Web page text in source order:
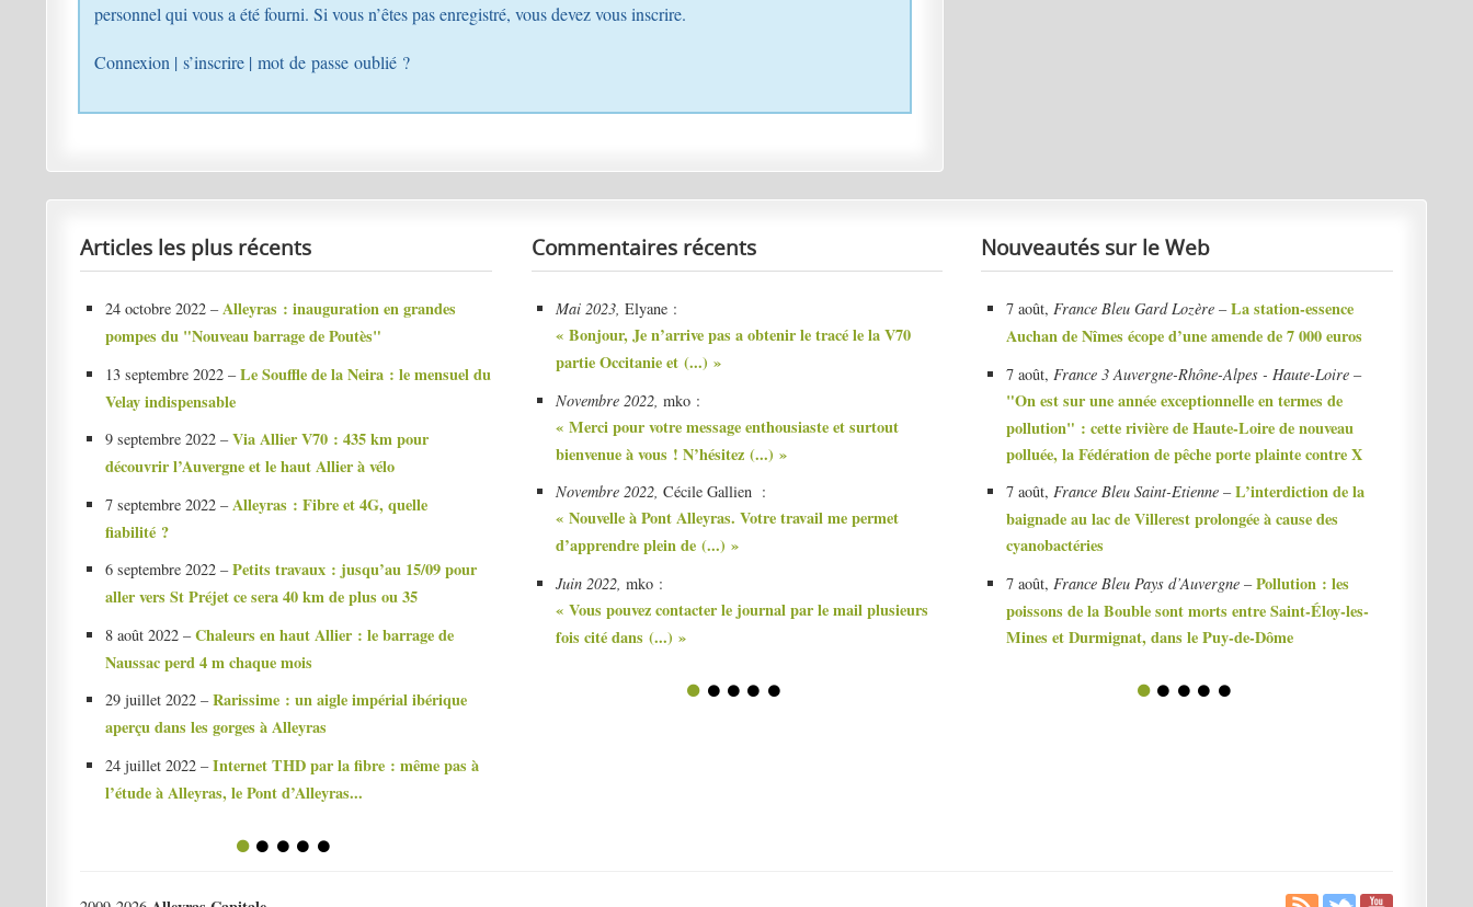
personnel qui vous a été fourni. Si vous n’êtes pas enregistré, vous devez vous inscrire.
Connexion | s’inscrire | mot de passe oublié ?
Articles les plus récents
24 octobre 2022 –Alleyras : inauguration en grandes
pompes du "Nouveau barrage de Poutès"
13 septembre 2022 –Le Souffle de la Neira : le mensuel du
Velay indispensable
9 septembre 2022 –Via Allier V70 : 435 km pour
découvrir l’Auvergne et le haut Allier à vélo
7 septembre 2022 –Alleyras : Fibre et 4G, quelle
fiabilité ?
6 septembre 2022 –Petits travaux : jusqu’au 15/09 pour
aller vers St Préjet ce sera 40 km de plus ou 35
8 août 2022 –Chaleurs en haut Allier : le barrage de
Naussac perd 4 m chaque mois
29 juillet 2022 –Rarissime : un aigle impérial ibérique
aperçu dans les gorges à Alleyras
24 juillet 2022 –Internet THD par la fibre : même pas à
l’étude à Alleyras, le Pont d’Alleyras...
1 2 3 4 5
Commentaires récents
Mai 2023,Elyane :
« Bonjour, Je n’arrive pas a obtenir le tracé le la V70
partie Occitanie et (...) »
Novembre 2022,mko :
« Merci pour votre message enthousiaste et surtout
bienvenue à vous ! N’hésitez (...) »
Novembre 2022,Cécile Gallien :
« Nouvelle à Pont Alleyras. Votre travail me permet
d’apprendre plein de (...) »
Juin 2022,mko :
« Vous pouvez contacter le journal par le mail plusieurs
fois cité dans (...) »
1 2 3 4 5
Nouveautés sur le Web
7 août, France Bleu Gard Lozère–La station-essence
Auchan de Nîmes écope d’une amende de 7 000 euros
7 août, France 3 Auvergne-Rhône-Alpes - Haute-Loire–
"On est sur une année exceptionnelle en termes de
pollution" : cette rivière de Haute-Loire de nouveau
polluée, la Fédération de pêche porte plainte contre X
7 août, France Bleu Saint-Etienne–L’interdiction de la
baignade au lac de Villerest prolongée à cause des
cyanobactéries
7 août, France Bleu Pays d’Auvergne–Pollution : les
poissons de la Bouble sont morts entre Saint-Éloy-les-
Mines et Durmignat, dans le Puy-de-Dôme
1 2 3 4 5